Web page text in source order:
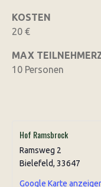
KOSTEN
20 €
MAX
10 Personen
Hof Ramsbrock
Ramsweg 2
Bielefeld, 33647
Google Karte